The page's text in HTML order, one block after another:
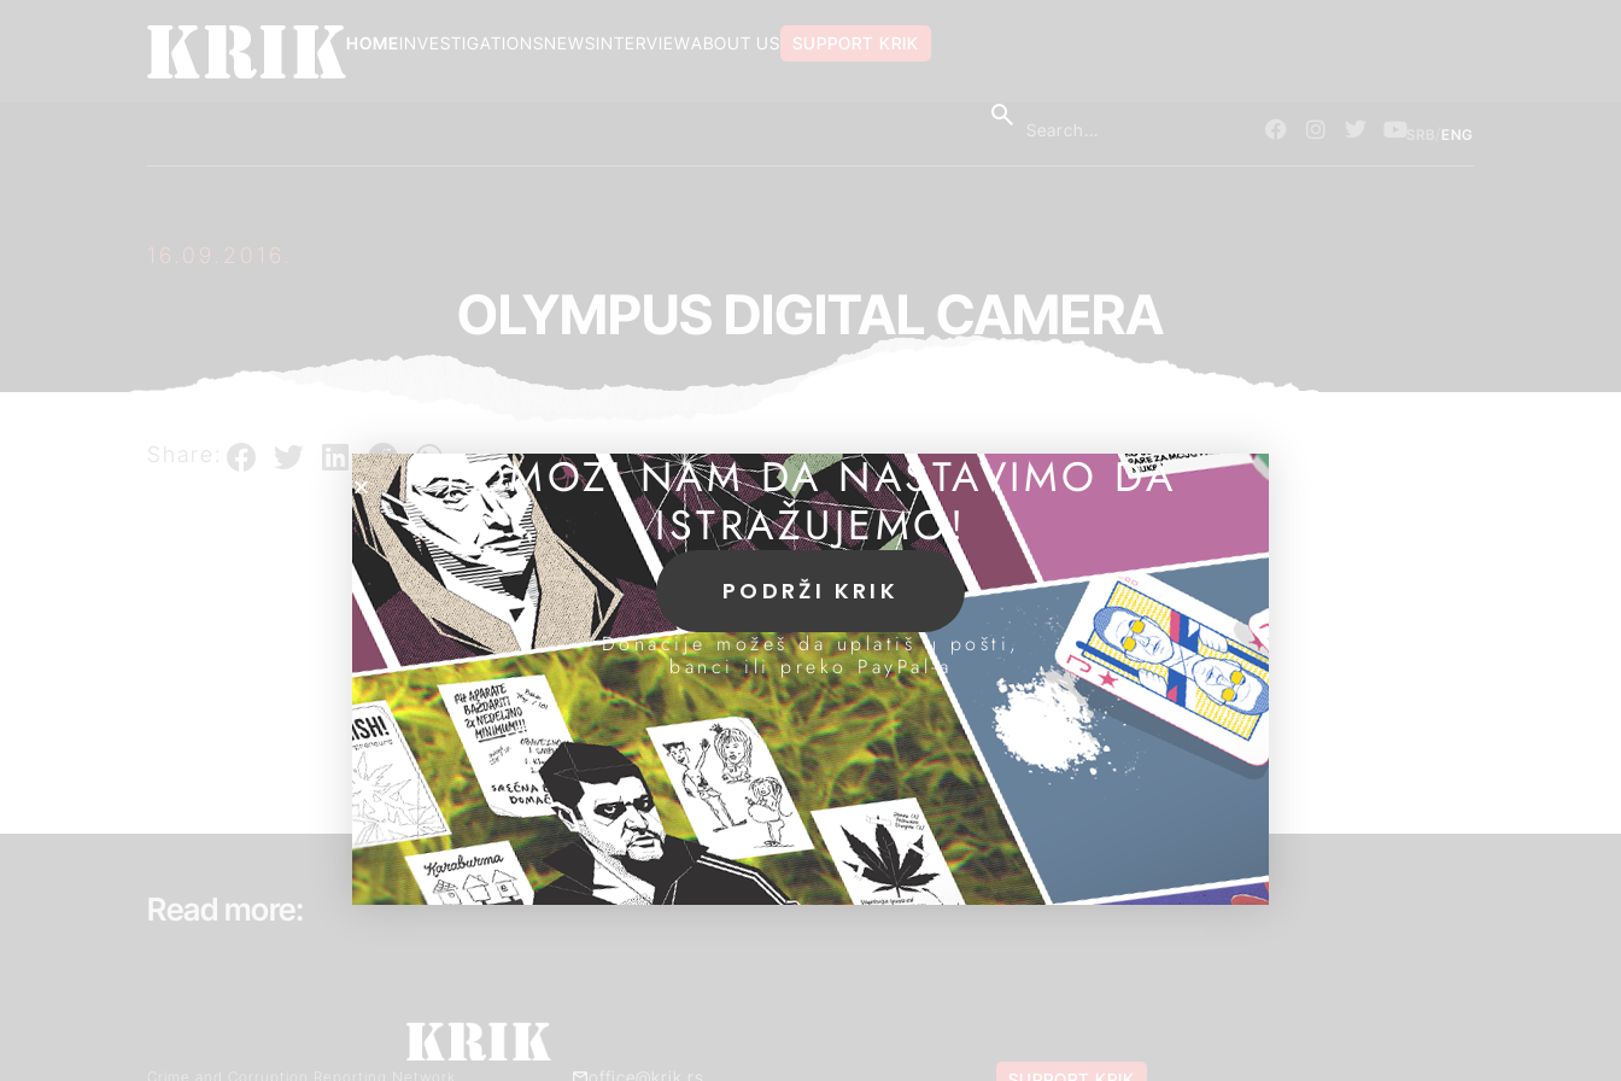
SUPPORT KRIK
ABOUT US
INTERVIEW
NEWS
INVESTIGATIONS
HOME
ENG
16.09.2016.
OLYMPUS DIGITAL CAMERA
Share:
Read more:
Crime and Corruption Reporting Network office@krik.rs
POMOZI NAM DA NASTAVIMO DA
ISTRAŽUJEMO!
PODRŽI KRIK
Donacije možeš da uplatiš u pošti,
banci ili preko PayPal-a